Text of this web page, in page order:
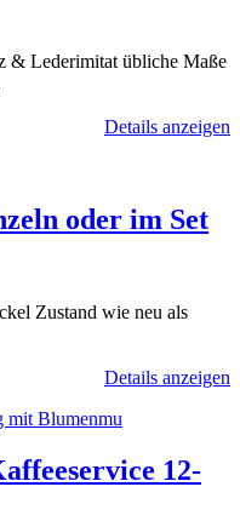
& Lederimitat übliche Maße
Details anzeigen
oder im Set
Zustand wie neu als
Details anzeigen
12-